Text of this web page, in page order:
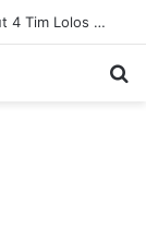
Timnas Indonesia U-17 Tereliminasi, Berikut 4 Tim Lolos ke Semifinal Piala AFF U-17 2026